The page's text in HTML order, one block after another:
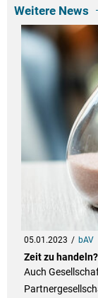
Weitere News
05.01.2023 bAV
Zeit zu
Auch